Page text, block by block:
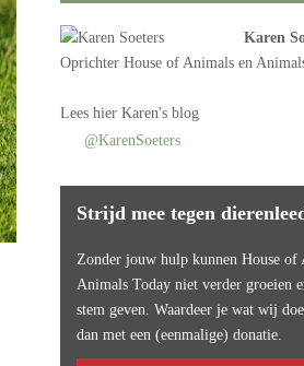
Karen
OprichterHouse of Animals en
Leeshier Karen's blog
@KarenSoeters
Strijd mee tegen
Zonder jouw hulp kunnen House of
Animals Today niet verder groeien
stem geven. Waardeer je wat wij
dan met een (eenmalige) donatie.